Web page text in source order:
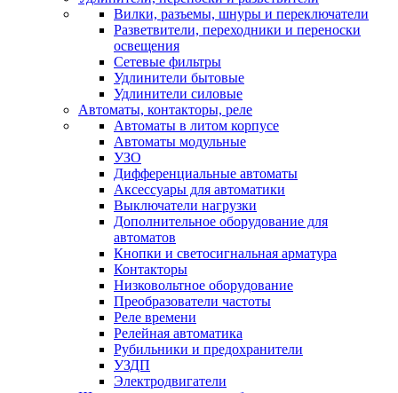
Вилки, разъемы, шнуры и переключатели
Разветвители, переходники и переноски
освещения
Сетевые фильтры
Удлинители бытовые
Удлинители силовые
Автоматы, контакторы, реле
Автоматы в литом корпусе
Автоматы модульные
УЗО
Дифференциальные автоматы
Аксессуары для автоматики
Выключатели нагрузки
Дополнительное оборудование для
автоматов
Кнопки и светосигнальная арматура
Контакторы
Низковольтное оборудование
Преобразователи частоты
Реле времени
Релейная автоматика
Рубильники и предохранители
УЗДП
Электродвигатели